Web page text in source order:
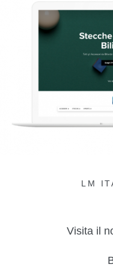
LM
Visita il